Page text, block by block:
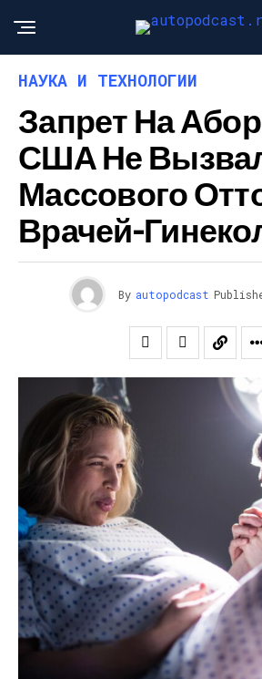
НАУКА И ТЕХНОЛОГИИ
Запрет На
США Не
Массового
Врачей-
By autopodcast